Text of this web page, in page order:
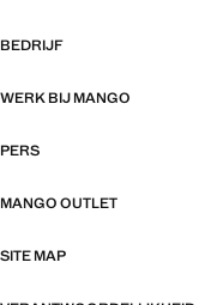
BEDRIJF
WERK BIJ MANGO
PERS
MANGO OUTLET
SITE MAP